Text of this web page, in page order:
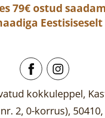
79€ ostud
Eestisiseselt
kokkuleppel,
2, 0-korrus),